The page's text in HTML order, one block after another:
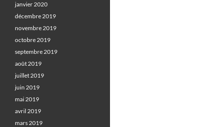
janvier 2020
décembre 2019
novembre 2019
octobre 2019
septembre 2019
août 2019
juillet 2019
juin 2019
mai 2019
avril 2019
mars 2019